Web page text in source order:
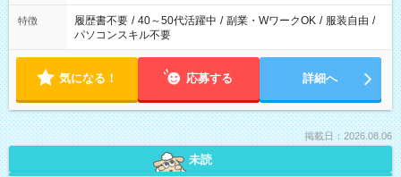
特徴 履歴書不要 / 40～50代活躍中 / 副業・WワークOK / 服装自由 /
パソコンスキル不要
気になる！ 応募する 詳細へ
掲載日：2026.08.06
未読